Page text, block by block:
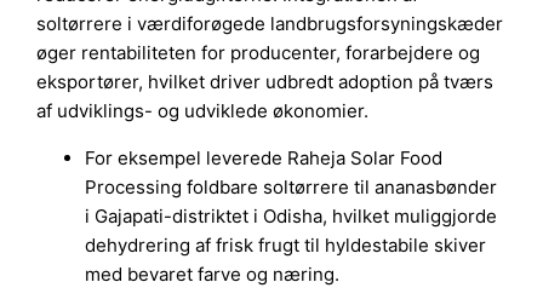
soltørrere i værdiforøgede landbrugsforsyningskæder
øger rentabiliteten for producenter, forarbejdere og
eksportører, hvilket driver udbredt adoption på tværs
af udviklings- og udviklede økonomier.
For eksempel leverede Raheja Solar Food
Processing foldbare soltørrere til ananasbønder
i Gajapati-distriktet i Odisha, hvilket muliggjorde
dehydrering af frisk frugt til hyldestabile skiver
med bevaret farve og næring.